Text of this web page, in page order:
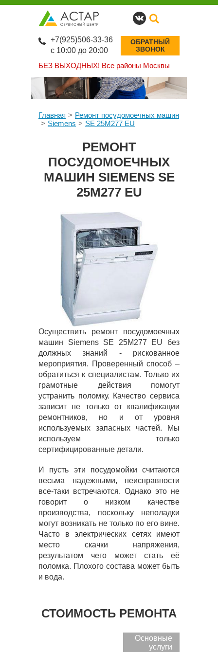
БЕЗ ВЫХОДНЫХ! Все районы Москвы
+7(925)506-33-36
с 10:00 до 20:00
ОБРАТНЫЙ
ЗВОНОК
Главная
Ремонт посудомоечных машин
Siemens
SE 25M277 EU
РЕМОНТ
ПОСУДОМОЕЧНЫХ
МАШИН SIEMENS SE
25M277 EU
Осуществить ремонт посудомоечных
машин Siemens SE 25M277 EU без
должных знаний - рискованное
мероприятия. Проверенный способ –
обратиться к специалистам. Только их
грамотные действия помогут
устранить поломку. Качество сервиса
зависит не только от квалификации
ремонтников, но и от уровня
используемых запасных частей. Мы
используем только
сертифицированные детали.
И пусть эти посудомойки считаются
весьма надежными, неисправности
все-таки встречаются. Однако это не
говорит о низком качестве
производства, поскольку неполадки
могут возникать не только по его вине.
Часто в электрических сетях имеют
место скачки напряжения,
результатом чего может стать её
поломка. Плохого состава может быть
и вода.
СТОИМОСТЬ РЕМОНТА
Основные
услуги